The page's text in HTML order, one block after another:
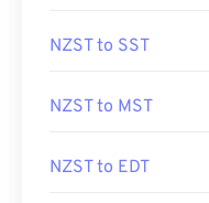
NZST to SST
NZST to MST
NZST to EDT